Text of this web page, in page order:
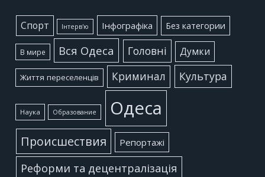
Cпорт Інтерв'ю Інфографіка Без категории
В мире Вся Одеса Головні Думки
Життя переселенців Криминал Культура
Наука Образование Одеса
Происшествия Репортажі
Реформи та децентралізація